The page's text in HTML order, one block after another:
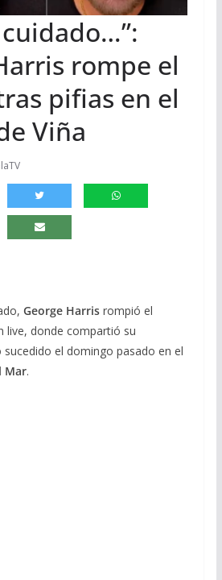
rompe el
pifias en el
Viña
George Harrisrompió el
live, donde compartió su
el domingo pasado en el
Mar.